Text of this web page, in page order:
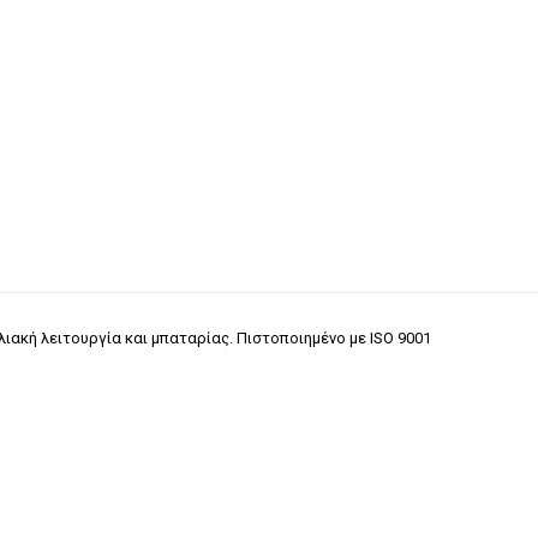
λειτουργία και μπαταρίας. Πιστοποιημένο με ISO 9001